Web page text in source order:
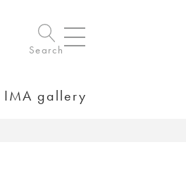
Search
IMA gallery